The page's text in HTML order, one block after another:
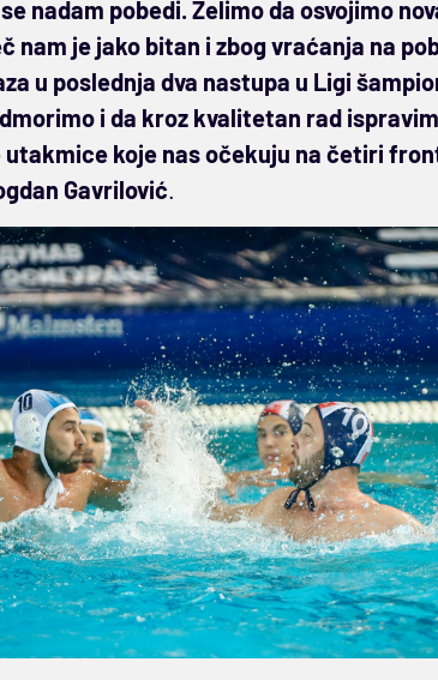
nadam pobedi. Želimo da osvojimo
nam je jako bitan i zbog vraćanja na
u poslednja dva nastupa u Ligi
i da kroz kvalitetan rad
koje nas očekuju na četiri
Gavrilović.